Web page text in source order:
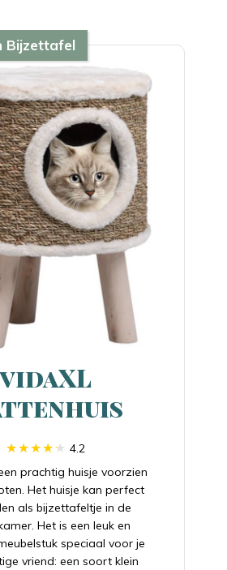
Bijzettafel
vidaXL
4.2
prachtig huisje voorzien
Het huisje kan perfect
als bijzettafeltje in de
Het is een leuk en
speciaal voor je
vriend: een soort klein